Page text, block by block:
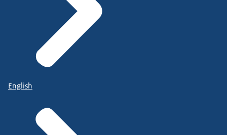
English